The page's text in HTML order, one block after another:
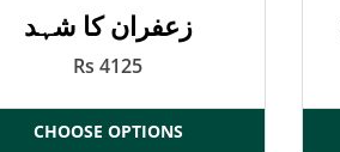
زعفران کا شہد
Rs 4125
CHOOSE OPTIONS